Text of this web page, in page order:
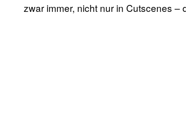
zwar immer, nicht nur in Cutscenes